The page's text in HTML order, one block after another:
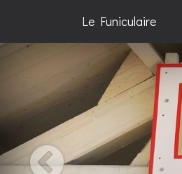
Le Funiculaire